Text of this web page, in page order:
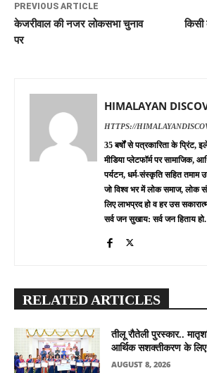
PREVIOUS ARTICLE
केजरीवाल की नजर लोकसभा चुनाव
पर
HIMALAYAN
HTTPS://
35 बर्षों से पत्रकारिता के प्रिंट,
मीडिया प्लेटफॉर्म पर सामाजिक,
पर्यटन, धर्म-संस्कृति सहित तमाम
जो विश्व भर में लोक समाज,
लिए लाभप्रद हो व हर उस
सर्व जन सुखाय: सर्व जन हिताय हो.
RELATED ARTICLES
तीलू रौतेली पुरस्कार..
आर्थिक सशक्तीकरण के लिए
AUGUST 8, 2026